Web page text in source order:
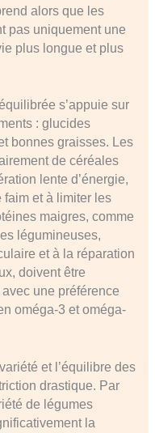
alors que les
pas uniquement une
plus longue et plus
s’appuie sur
: glucides
bonnes graisses. Les
de céréales
lente d’énergie,
et à limiter les
maigres, comme
légumineuses,
et à la réparation
doivent être
une préférence
oméga-3 et oméga-
et l’équilibre des
drastique. Par
de légumes
la